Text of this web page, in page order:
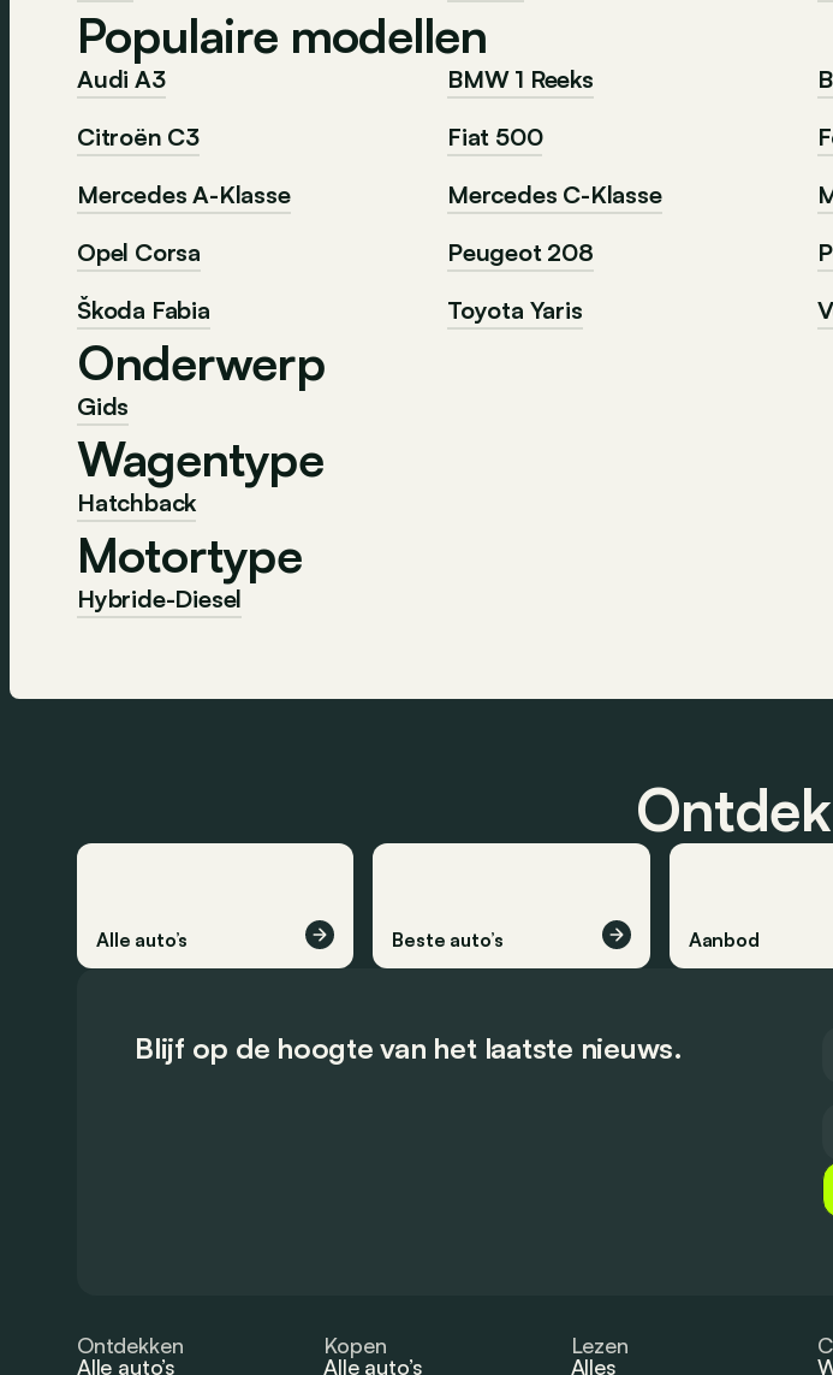
Populaire modellen
Audi A3 BMW 1 Reeks
Citroën C3
Fiat 500
Mercedes A-Klasse
Mercedes C-Klasse
Opel Corsa
Peugeot 208
Škoda Fabia
Toyota Yaris
Onderwerp
Gids
Wagentype
Hatchback
Motortype
Hybride-Diesel
Alle auto’s Beste auto’s Aanbod
Blijf op de hoogte van het laatste nieuws.
Ontdekken
Alle auto’s
Kopen
Alle auto’s
Lezen
Alles